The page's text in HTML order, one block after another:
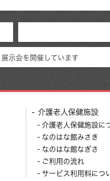
展示会を開催しています
介護老人保健施設
介護老人保健施設に
なのはな館みさき
なのはな館なぎさ
ご利用の流れ
サービス利用料につ